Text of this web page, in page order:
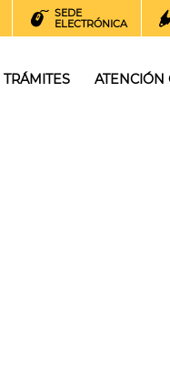
SEDE
ELECTRÓNICA
TRÁMITES